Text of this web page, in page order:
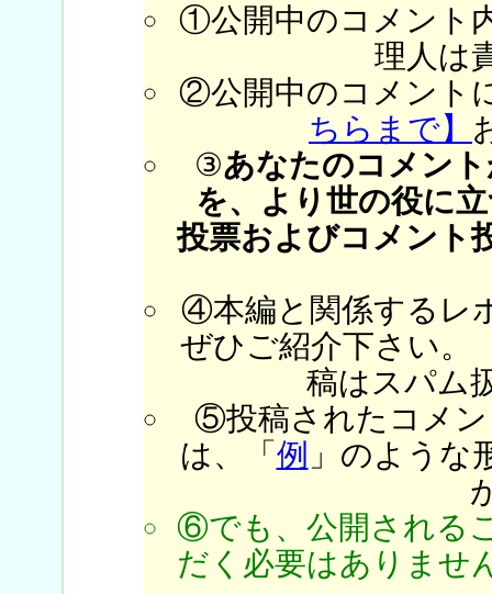
①公開中のコメント
理人は
②公開中のコメント
ちらまで】
③あなたのコメン
を、より世の役に
投票およびコメント
④本編と関係するレ
ぜひご紹介下さい。
稿はスパム
⑤投稿されたコメン
は、「 例 」のような
⑥でも、公開される
だく必要はありませ